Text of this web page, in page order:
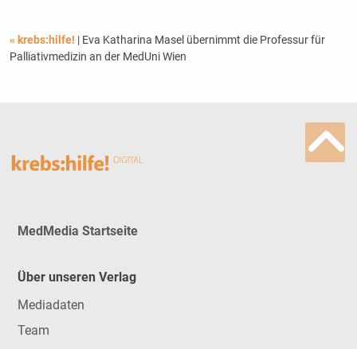
« krebs:hilfe! | Eva Katharina Masel übernimmt die Professur für
Palliativmedizin an der MedUni Wien
MedMedia Startseite
Über unseren Verlag
Mediadaten
Team